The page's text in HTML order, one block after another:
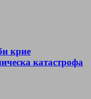
крие
катастрофа